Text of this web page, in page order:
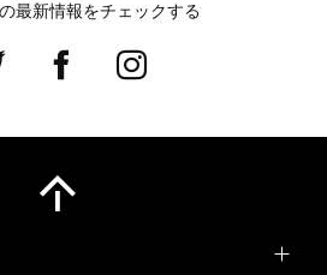
最新情報をチェックする